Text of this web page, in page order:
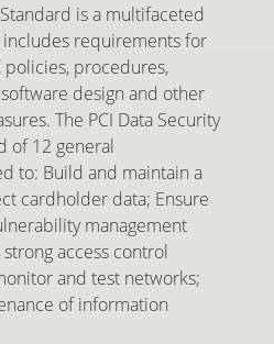
is a multifaceted
requirements for
procedures,
design and other
The PCI Data Security
of 12 general
to: Build and maintain a
cardholder data; Ensure
management
access control
and test networks;
of information